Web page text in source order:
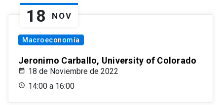
18 NOV
Macroeconomía
Jeronimo Carballo, University of Colorado
18 de Noviembre de 2022
14:00 a 16:00